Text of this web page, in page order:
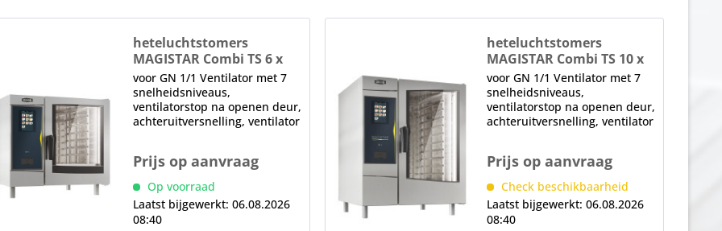
heteluchtstomers
MAGISTAR Combi TS 6 x
GN1/1-E
voor GN 1/1 Ventilator met 7
snelheidsniveaus,
ventilatorstop na openen deur,
achteruitversnelling, ventilator
thermisch glas, klapdeur
binnenglas, deurstop rechts,
verwisselbaar in de...
Prijs op aanvraag
Op voorraad
Laatst bijgewerkt: 06.08.2026
08:40
heteluchtstomers
MAGISTAR Combi TS 10 x
GN1/1-E
voor GN 1/1 Ventilator met 7
snelheidsniveaus,
ventilatorstop na openen deur,
achteruitversnelling, ventilator
thermisch glas, klapdeur
binnenglas, deurstop rechts,
verwisselbaar in de...
Prijs op aanvraag
Check beschikbaarheid
Laatst bijgewerkt: 06.08.2026
08:40